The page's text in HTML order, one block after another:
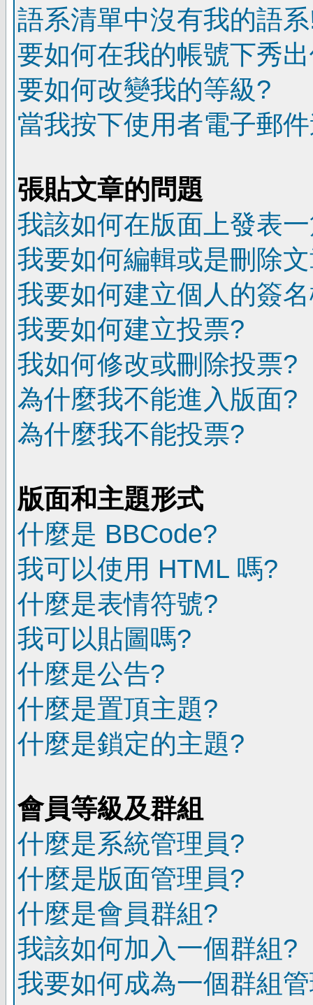
語系清單中沒有我的語
要如何在我的帳號下秀
要如何改變我的等級?
當我按下使用者電子郵
張貼文章的問題
我該如何在版面上發表
我要如何編輯或是刪除
我要如何建立個人的簽
我要如何建立投票?
我如何修改或刪除投票?
為什麼我不能進入版面?
為什麼我不能投票?
版面和主題形式
什麼是 BBCode?
我可以使用 HTML 嗎?
什麼是表情符號?
我可以貼圖嗎?
什麼是公告?
什麼是置頂主題?
什麼是鎖定的主題?
會員等級及群組
什麼是系統管理員?
什麼是版面管理員?
什麼是會員群組?
我該如何加入一個群組?
我要如何成為一個群組